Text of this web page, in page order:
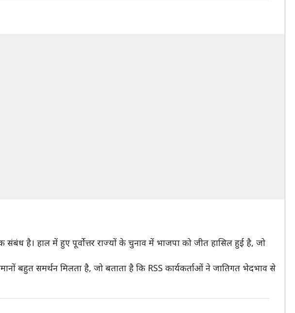
संबंध है। हाल में हुए पूर्वोत्तर राज्यों के चुनाव में भाजपा को जीत हासिल हुई है, जो
बहुत समर्थन मिलता है, जो बताता है कि RSS कार्यकर्ताओं ने जातिगत भेदभाव से